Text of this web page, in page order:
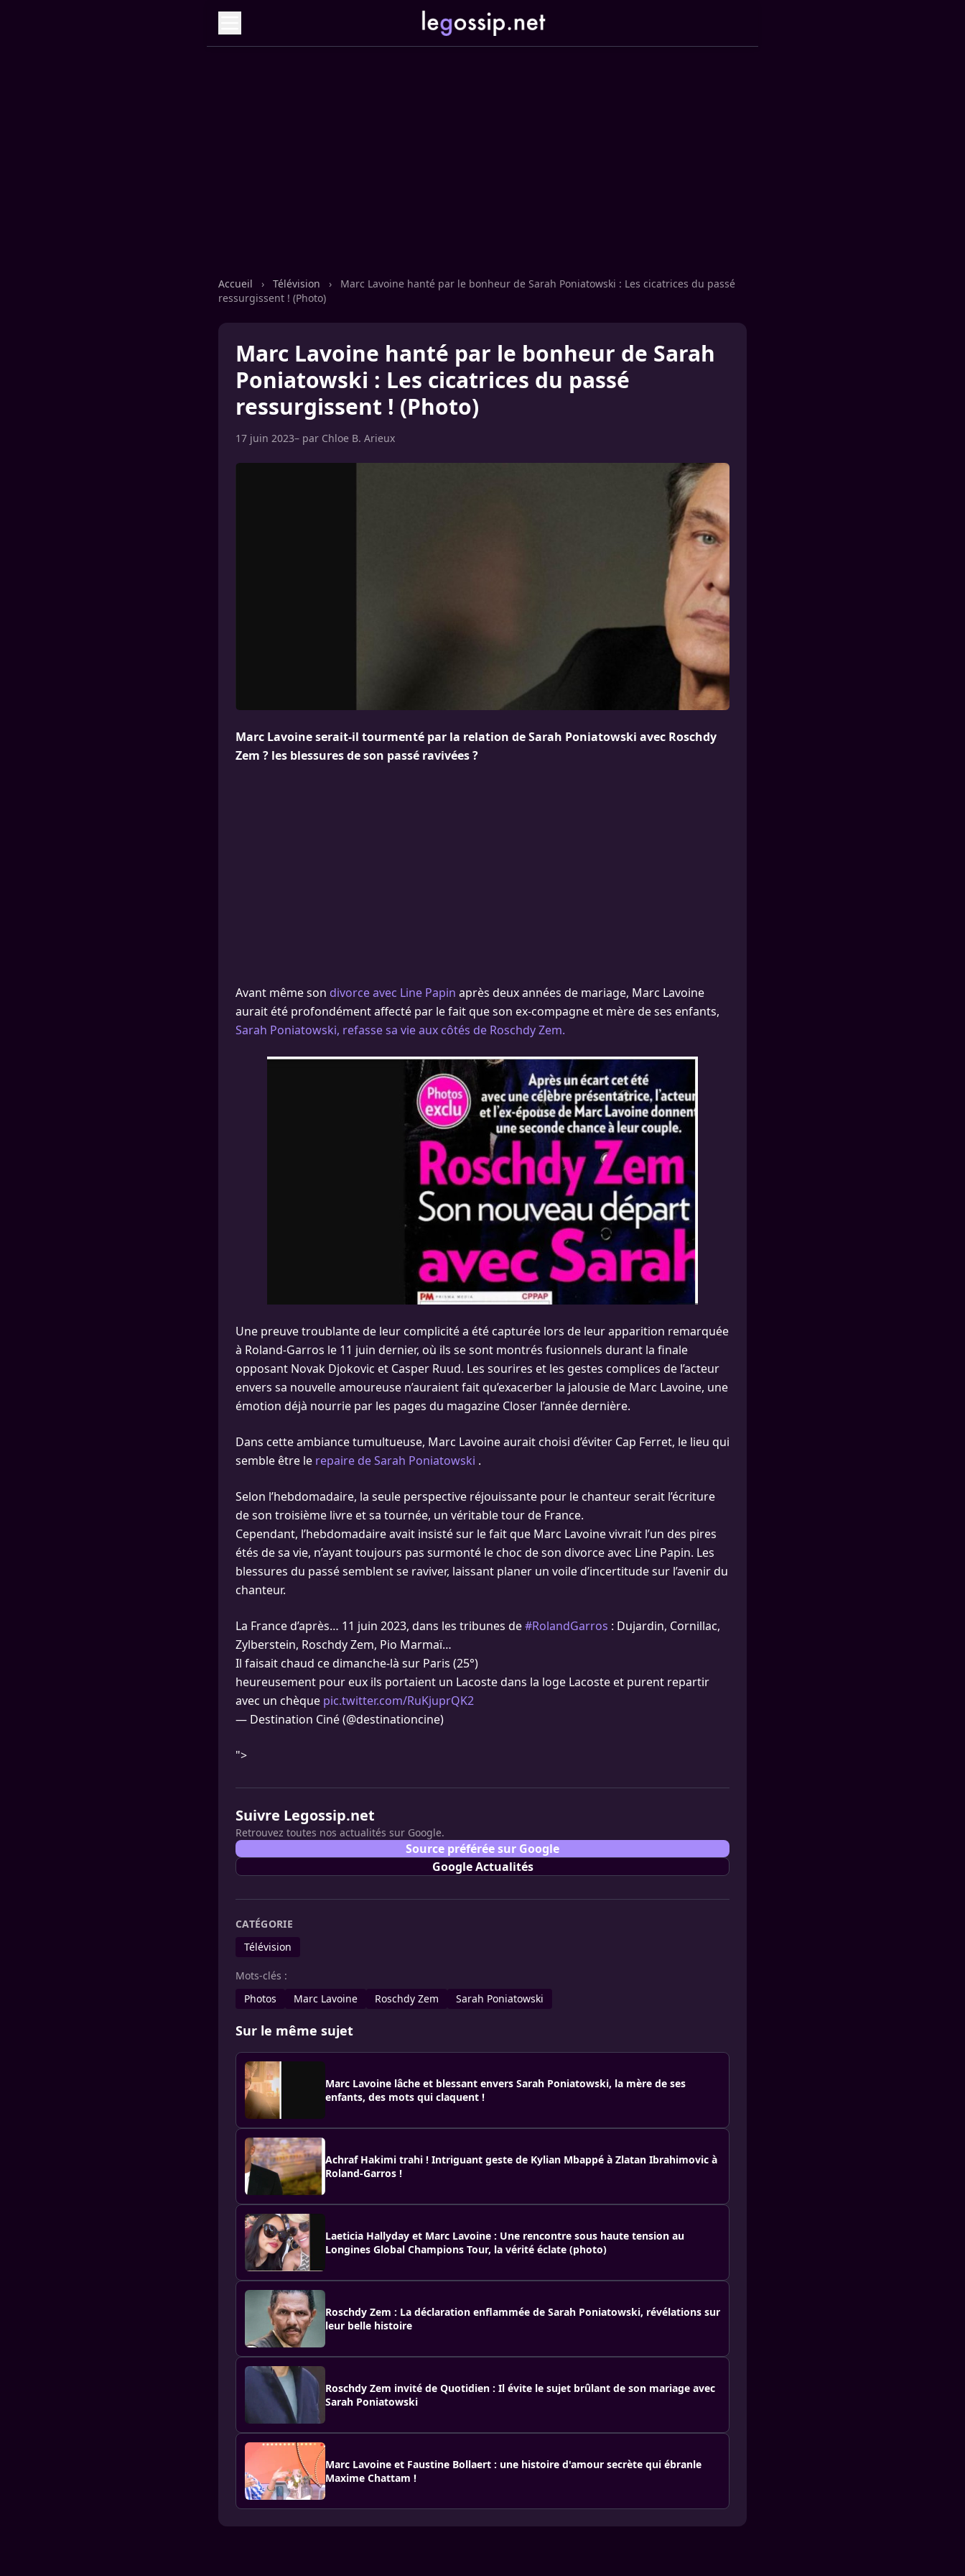
Accueil › Télévision ›
Marc Lavoine hanté par le bonheur de Sarah Poniatowski : Les cicatrices du passé
ressurgissent ! (Photo)
Marc Lavoine hanté par le bonheur de Sarah
Poniatowski : Les cicatrices du passé
ressurgissent ! (Photo)
17 juin 2023– par Chloe B. Arieux
Marc Lavoine serait-il tourmenté par la relation de Sarah Poniatowski avec Roschdy
Zem ? les blessures de son passé ravivées ?
Avant même son divorce avec Line Papin après deux années de mariage, Marc Lavoine
aurait été profondément affecté par le fait que son ex-compagne et mère de ses enfants,
Sarah Poniatowski, refasse sa vie aux côtés de Roschdy Zem.
Une preuve troublante de leur complicité a été capturée lors de leur apparition remarquée
à Roland-Garros le 11 juin dernier, où ils se sont montrés fusionnels durant la finale
opposant Novak Djokovic et Casper Ruud. Les sourires et les gestes complices de l’acteur
envers sa nouvelle amoureuse n’auraient fait qu’exacerber la jalousie de Marc Lavoine, une
émotion déjà nourrie par les pages du magazine Closer l’année dernière.
Dans cette ambiance tumultueuse, Marc Lavoine aurait choisi d’éviter Cap Ferret, le lieu qui
semble être le repaire de Sarah Poniatowski .
Selon l’hebdomadaire, la seule perspective réjouissante pour le chanteur serait l’écriture
de son troisième livre et sa tournée, un véritable tour de France.
Cependant, l’hebdomadaire avait insisté sur le fait que Marc Lavoine vivrait l’un des pires
étés de sa vie, n’ayant toujours pas surmonté le choc de son divorce avec Line Papin. Les
blessures du passé semblent se raviver, laissant planer un voile d’incertitude sur l’avenir du
chanteur.
La France d’après… 11 juin 2023, dans les tribunes de#RolandGarros : Dujardin, Cornillac,
Zylberstein, Roschdy Zem, Pio Marmaï…
Il faisait chaud ce dimanche-là sur Paris (25°)
heureusement pour eux ils portaient un Lacoste dans la loge Lacoste et purent repartir
avec un chèque pic.twitter.com/RuKjuprQK2
— Destination Ciné (@destinationcine)
">
Suivre Legossip.net
Retrouvez toutes nos actualités sur Google.
Source préférée sur Google
Google Actualités
CATÉGORIE
Télévision
Mots-clés :
Photos
Marc Lavoine Roschdy Zem Sarah Poniatowski
Sur le même sujet
Marc Lavoine lâche et blessant envers Sarah Poniatowski, la mère de ses
enfants, des mots qui claquent !
Achraf Hakimi trahi ! Intriguant geste de Kylian Mbappé à Zlatan Ibrahimovic à
Roland-Garros !
Laeticia Hallyday et Marc Lavoine : Une rencontre sous haute tension au
Longines Global Champions Tour, la vérité éclate (photo)
Roschdy Zem : La déclaration enflammée de Sarah Poniatowski, révélations sur
leur belle histoire
Roschdy Zem invité de Quotidien : Il évite le sujet brûlant de son mariage avec
Sarah Poniatowski
Marc Lavoine et Faustine Bollaert : une histoire d'amour secrète qui ébranle
Maxime Chattam !